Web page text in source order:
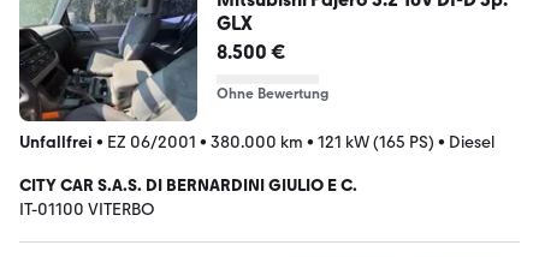
GLX
8.500 €
Ohne Bewertung
Unfallfrei • EZ 06/2001 • 380.000 km • 121 kW (165 PS) • Diesel
CITY CAR S.A.S. DI BERNARDINI GIULIO E C.
IT-01100 VITERBO